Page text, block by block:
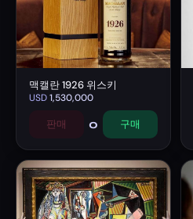
맥캘란 1926 위스키
USD1,530,000
판매 0 구매